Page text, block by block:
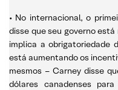
• No internacional, o
disse que seu governo
implica a obrigatoriedade
está aumentando os
mesmos – Carney disse
dólares canadenses